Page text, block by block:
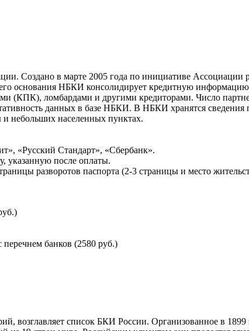
Создано в марте 2005 года по инициативе Ассоциации
основания НБКИ консолидирует кредитную
(КПК), ломбардами и другими кредиторами. Число
данных в базе НБКИ. В НБКИ хранятся
небольших населенных пунктах.
«Русский Стандарт», «Сбербанк».
указанную после оплаты.
разворотов паспорта (2-3 страницы и место
банков (2580 руб.)
возглавляет список БКИ России. Организованное в